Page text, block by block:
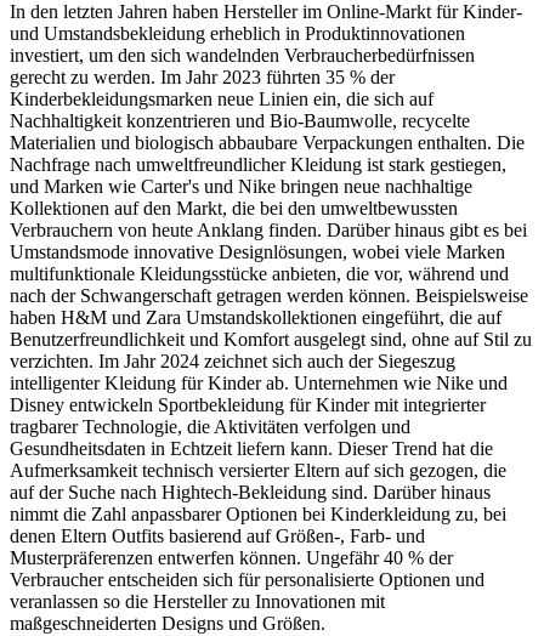
In den letzten Jahren haben Hersteller im Online-Markt für Kinder-
und Umstandsbekleidung erheblich in Produktinnovationen
investiert, um den sich wandelnden Verbraucherbedürfnissen
gerecht zu werden. Im Jahr 2023 führten 35 % der
Kinderbekleidungsmarken neue Linien ein, die sich auf
Nachhaltigkeit konzentrieren und Bio-Baumwolle, recycelte
Materialien und biologisch abbaubare Verpackungen enthalten. Die
Nachfrage nach umweltfreundlicher Kleidung ist stark gestiegen,
und Marken wie Carter's und Nike bringen neue nachhaltige
Kollektionen auf den Markt, die bei den umweltbewussten
Verbrauchern von heute Anklang finden. Darüber hinaus gibt es bei
Umstandsmode innovative Designlösungen, wobei viele Marken
multifunktionale Kleidungsstücke anbieten, die vor, während und
nach der Schwangerschaft getragen werden können. Beispielsweise
haben H&M und Zara Umstandskollektionen eingeführt, die auf
Benutzerfreundlichkeit und Komfort ausgelegt sind, ohne auf Stil zu
verzichten. Im Jahr 2024 zeichnet sich auch der Siegeszug
intelligenter Kleidung für Kinder ab. Unternehmen wie Nike und
Disney entwickeln Sportbekleidung für Kinder mit integrierter
tragbarer Technologie, die Aktivitäten verfolgen und
Gesundheitsdaten in Echtzeit liefern kann. Dieser Trend hat die
Aufmerksamkeit technisch versierter Eltern auf sich gezogen, die
auf der Suche nach Hightech-Bekleidung sind. Darüber hinaus
nimmt die Zahl anpassbarer Optionen bei Kinderkleidung zu, bei
denen Eltern Outfits basierend auf Größen-, Farb- und
Musterpräferenzen entwerfen können. Ungefähr 40 % der
Verbraucher entscheiden sich für personalisierte Optionen und
veranlassen so die Hersteller zu Innovationen mit
maßgeschneiderten Designs und Größen.